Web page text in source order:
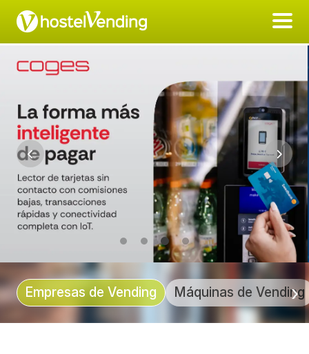
Empresas de Vending Máquinas de Vending